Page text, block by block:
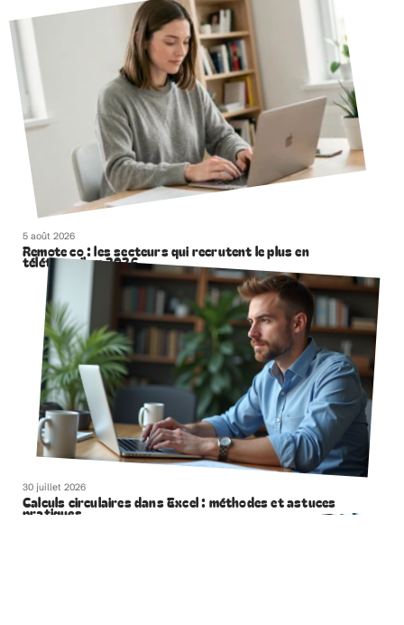
5 août 2026
Remote co : les secteurs qui recrutent le plus en
télétravail en 2026
30 juillet 2026
Calculs circulaires dans Excel : méthodes et astuces
pratiques